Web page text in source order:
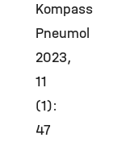
Kompass
Pneumol
2023,
11
(1):
47